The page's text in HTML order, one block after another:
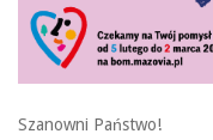
Szanowni Państwo!